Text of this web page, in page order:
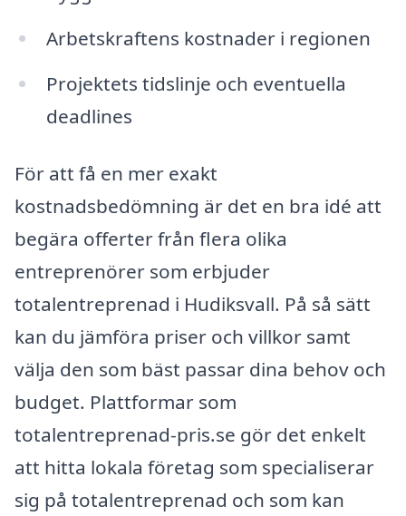
Arbetskraftens kostnader i regionen
Projektets tidslinje och eventuella
deadlines
För att få en mer exakt
kostnadsbedömning är det en bra idé att
begära offerter från flera olika
entreprenörer som erbjuder
totalentreprenad i Hudiksvall. På så sätt
kan du jämföra priser och villkor samt
välja den som bäst passar dina behov och
budget. Plattformar som
totalentreprenad-pris.se gör det enkelt
att hitta lokala företag som specialiserar
sig på totalentreprenad och som kan